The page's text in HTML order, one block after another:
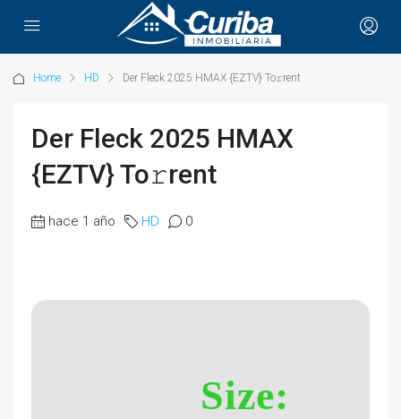
Home HD Der Fleck 2025 HMAX {EZTV} To𝚛rent
Der Fleck 2025 HMAX
{EZTV} To𝚛rent
hace 1 año HD 0
Size: